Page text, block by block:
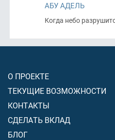
АБУ АДЕЛЬ
Когда небо
О ПРОЕКТЕ
ТЕКУЩИЕ ВОЗМОЖНОСТИ
КОНТАКТЫ
СДЕЛАТЬ ВКЛАД
БЛОГ